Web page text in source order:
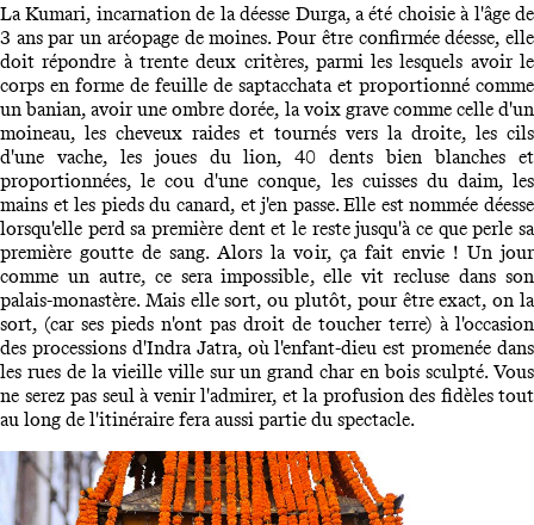
La Kumari, incarnation de la déesse Durga, a été choisie à l'âge de
3 ans par un aréopage de moines. Pour être confirmée déesse, elle
doit répondre à trente deux critères, parmi les lesquels avoir le
corps en forme de feuille de saptacchata et proportionné comme
un banian, avoir une ombre dorée, la voix grave comme celle d'un
moineau, les cheveux raides et tournés vers la droite, les cils
d'une vache, les joues du lion, 40 dents bien blanches et
proportionnées, le cou d'une conque, les cuisses du daim, les
mains et les pieds du canard, et j'en passe. Elle est nommée déesse
lorsqu'elle perd sa première dent et le reste jusqu'à ce que perle sa
première goutte de sang. Alors la voir, ça fait envie ! Un jour
comme un autre, ce sera impossible, elle vit recluse dans son
palais-monastère. Mais elle sort, ou plutôt, pour être exact, on la
sort, (car ses pieds n'ont pas droit de toucher terre) à l'occasion
des processions d'Indra Jatra, où l'enfant-dieu est promenée dans
les rues de la vieille ville sur un grand char en bois sculpté. Vous
ne serez pas seul à venir l'admirer, et la profusion des fidèles tout
au long de l'itinéraire fera aussi partie du spectacle.